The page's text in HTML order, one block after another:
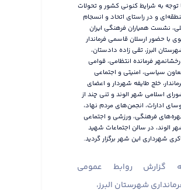
توجه به شرایط کنونی کشور و تحولات
و در راستای اتحاد و انسجام
نشست همیاران فرهنگی ایران
با حضور ارسلان قاسمی فرماندار
البرز، تقی زاده دادستان،
فرمانده انتظامی، قوامی
سیاسی، امنیتی و اجتماعی
خلج طایفه شهردار و اعضای
اسلامی شهر الوند و تنی چند از
ادارات، انجمن‌های مردم نهاد،
فرهنگی، ورزشی و اجتماعی
الوند، در سالن اجتماعات شهید
شهرداری این شهر برگزار گردید.
گزارش روابط عمومی
شهرستان البرز،